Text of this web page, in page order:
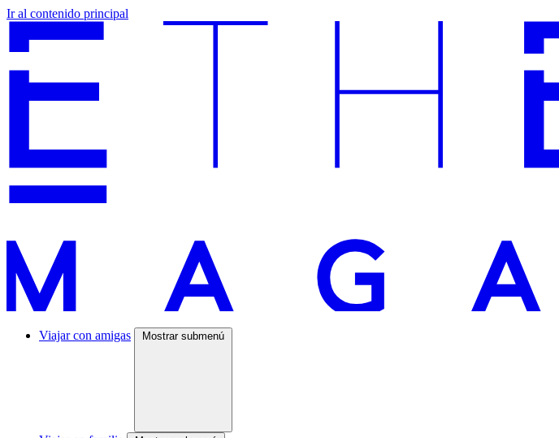
Ir al contenido principal
Viajar con amigas Mostrar submenú